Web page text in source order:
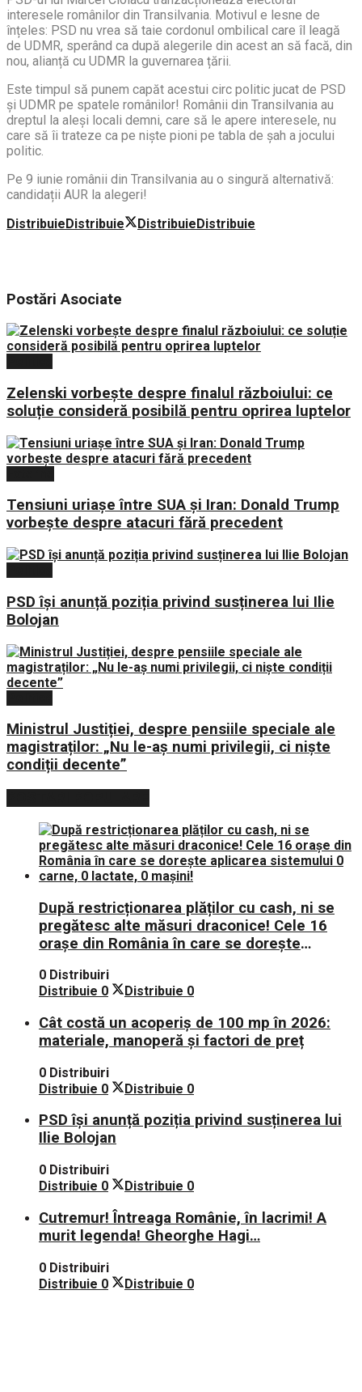
interesele românilor din Transilvania. Motivul e lesne de
înțeles: PSD nu vrea să taie cordonul ombilical care îl leagă
de UDMR, sperând ca după alegerile din acest an să facă, din
nou, alianță cu UDMR la guvernarea țării.
Este timpul să punem capăt acestui circ politic jucat de PSD
și UDMR pe spatele românilor! Românii din Transilvania au
dreptul la aleși locali demni, care să le apere interesele, nu
care să îi trateze ca pe niște pioni pe tabla de șah a jocului
politic.
Pe 9 iunie românii din Transilvania au o singură alternativă:
candidații AUR la alegeri!
DistribuieDistribuie DistribuieDistribuie
PostăriAsociate
Zelenski vorbește despre finalul războiului: ce
soluție consideră posibilă pentru oprirea luptelor
Tensiuni uriașe între SUA și Iran: Donald Trump
vorbește despre atacuri fără precedent
PSD își anunță poziția privind susținerea lui Ilie
Bolojan
Ministrul Justiției, despre pensiile speciale ale
magistraților: „Nu le-aș numi privilegii, ci niște
condiții decente”
După restricționarea plăților cu cash, ni se
pregătesc alte măsuri draconice! Cele 16
orașe din România în care se dorește
mașini!
0 Distribuiri
Distribuie 0 Distribuie 0
Cât costă un acoperiș de 100 mp în 2026:
materiale, manoperă și factori de preț
0 Distribuiri
Distribuie 0 Distribuie 0
PSD își anunță poziția privind susținerea lui
Ilie Bolojan
0 Distribuiri
Distribuie 0 Distribuie 0
Cutremur! Întreaga Românie, în lacrimi! A
murit legenda! Gheorghe Hagi…
0 Distribuiri
Distribuie 0 Distribuie 0